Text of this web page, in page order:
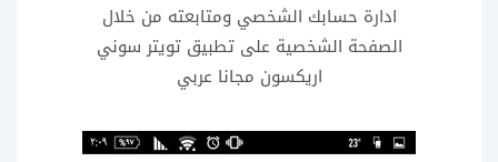
ادارة حسابك الشخصي ومتابعته من خلال
الصفحة الشخصية على تطبيق تويتر سوني
اريكسون مجانا عربي